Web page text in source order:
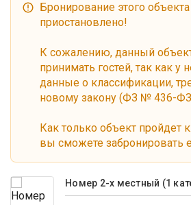
Бронирование этого
приостановлено!
К сожалению, данный
принимать гостей, так как у
данные о классификации,
новому закону (ФЗ № 436-ФЗ
Как только объект пройдет
вы сможете забронировать
Номер 2-х местный (1